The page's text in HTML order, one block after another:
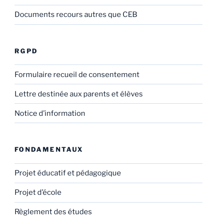
Documents recours autres que CEB
RGPD
Formulaire recueil de consentement
Lettre destinée aux parents et élèves
Notice d’information
FONDAMENTAUX
Projet éducatif et pédagogique
Projet d’école
Règlement des études